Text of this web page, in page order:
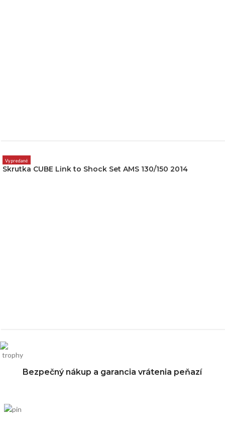
Vypredané
Skrutka CUBE Link to Shock Set AMS 130/150 2014
Bezpečný nákup a garancia vrátenia peňazí